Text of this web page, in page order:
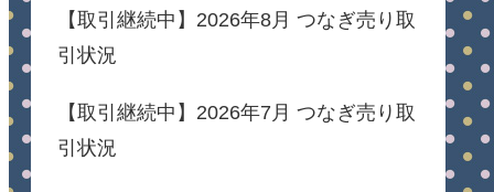
【取引継続中】2026年8月 つなぎ売り取
引状況
【取引継続中】2026年7月 つなぎ売り取
引状況